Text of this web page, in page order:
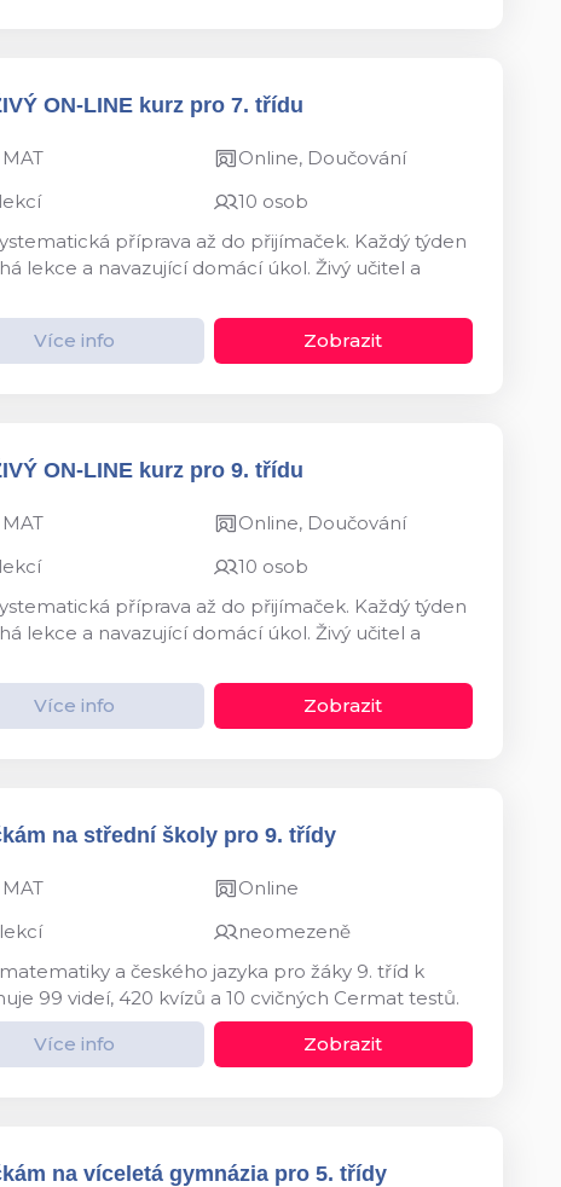
ON-LINE kurz pro 7. třídu
Online, Doučování
10 osob
příprava až do přijímaček. Každý týden
lekce a navazující domácí úkol. Živý učitel a
Více info Zobrazit
ON-LINE kurz pro 9. třídu
Online, Doučování
10 osob
příprava až do přijímaček. Každý týden
lekce a navazující domácí úkol. Živý učitel a
Více info Zobrazit
na střední školy pro 9. třídy
Online
neomezeně
a českého jazyka pro žáky 9. tříd k
99 videí, 420 kvízů a 10 cvičných Cermat testů.
Více info Zobrazit
na víceletá gymnázia pro 5. třídy